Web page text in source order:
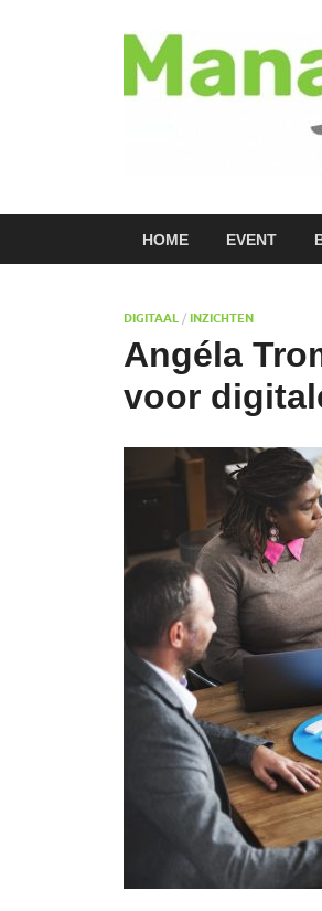
HOME EVENT
DIGITAAL / INZICHTEN
Angéla
voor